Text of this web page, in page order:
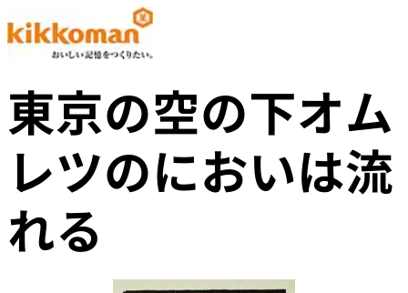
東京の空の下オム
レツのにおいは流
れる